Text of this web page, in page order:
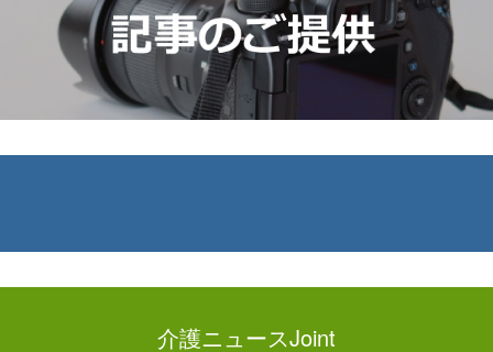
介護ニュースJoint